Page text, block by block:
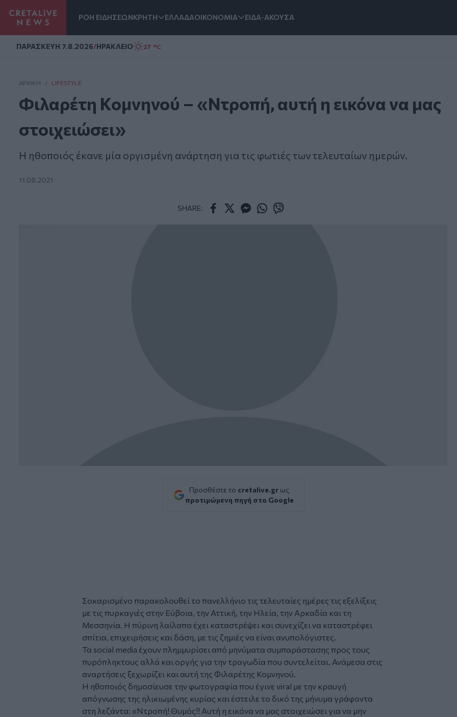
ΡΟΗ ΕΙΔΗΣΕΩΝΚΡΗΤΗ ΕΛΛΑΔΑΟΙΚΟΝΟΜΙΑ ΕΙΔΑ-ΑΚΟΥΣΑ
ΠΑΡΑΣΚΕΥΗ 7.8.2026/ΗΡΑΚΛΕΙΟ 27 °C
ΑΡΧΙΚΗ / LIFESTYLE
Φιλαρέτη Κομνηνού – «Ντροπή, αυτή η εικόνα να μας
στοιχειώσει»
Η ηθοποιός έκανε μία οργισμένη ανάρτηση για τις φωτιές των τελευταίων ημερών.
11.08.2021
SHARE:
Προσθέστε το cretalive.gr ως
προτιμώμενη πηγή στο Google
Σοκαρισμένο παρακολουθεί το πανελλήνιο τις τελευταίες ημέρες τις εξελίξεις
με τις πυρκαγιές στην Εύβοια, την Αττική, την Ηλεία, την Αρκαδία και τη
Μεσσηνία. Η πύρινη λαίλαπα έχει καταστρέψει και συνεχίζει να καταστρέφει
σπίτια, επιχειρήσεις και δάση, με τις ζημιές να είναι ανυπολόγιστες.
Τα social media έχουν πλημμυρίσει από μηνύματα συμπαράστασης προς τους
πυρόπληκτους αλλά και οργής για την τραγωδία που συντελείται. Ανάμεσα στις
αναρτήσεις ξεχωρίζει και αυτή της Φιλαρέτης Κομνηνού.
Η ηθοποιός δημοσίευσε την φωτογραφία που έγινε viral με την κραυγή
απόγνωσης της ηλικιωμένης κυρίας και έστειλε το δικό της μήνυμα γράφοντα
στη λεζάντα: «Ντροπή! Θυμός!! Αυτή η εικόνα να μας στοιχειώσει για να μην